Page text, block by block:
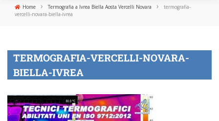
Home › Termografia a Ivrea Biella Aosta Vercelli Novara ›
termografia-
vercelli-novara-biella-ivrea
TERMOGRAFIA-VERCELLI-NOVARA-
BIELLA-IVREA